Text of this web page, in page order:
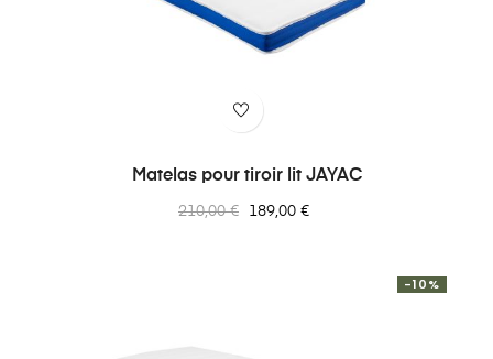
Matelas pour tiroir lit JAYAC
Prix
210,00 € Prix
189,00 €
-10%